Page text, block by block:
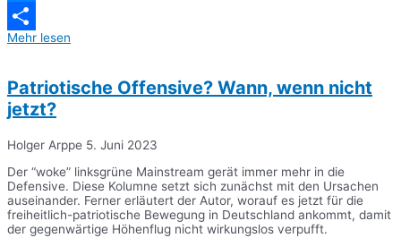
Messenger
Teilen
Mehr lesen
Patriotische Offensive? Wann, wenn nicht
jetzt?
Holger Arppe 5. Juni 2023
Der “woke” linksgrüne Mainstream gerät immer mehr in die
Defensive. Diese Kolumne setzt sich zunächst mit den Ursachen
auseinander. Ferner erläutert der Autor, worauf es jetzt für die
freiheitlich-patriotische Bewegung in Deutschland ankommt, damit
der gegenwärtige Höhenflug nicht wirkungslos verpufft.